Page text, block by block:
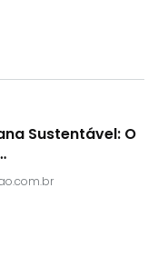
Sustentável: O